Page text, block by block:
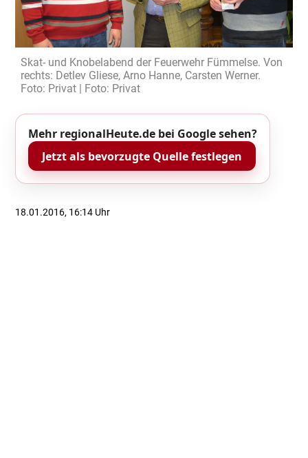
Skat- und Knobelabend der Feuerwehr Fümmelse. Von
rechts: Detlev Gliese, Arno Hanne, Carsten Werner.
Foto: Privat | Foto: Privat
Mehr regionalHeute.de bei Google sehen?
Jetzt als bevorzugte Quelle festlegen
18.01.2016, 16:14 Uhr